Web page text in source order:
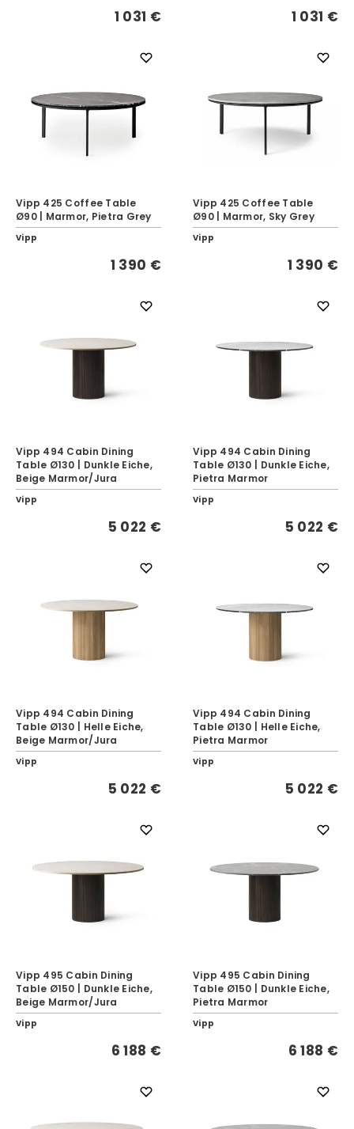
1 031 € 1 031 €
Vipp 425 Coffee Table
Ø90 | Marmor, Pietra Grey
Vipp
1 390 €
Vipp 425 Coffee Table
Ø90 | Marmor, Sky Grey
Vipp
1 390 €
Vipp 494 Cabin Dining
Table Ø130 | Dunkle Eiche,
Beige Marmor/Jura
Vipp
5 022 €
Vipp 494 Cabin Dining
Table Ø130 | Dunkle Eiche,
Pietra Marmor
Vipp
5 022 €
Vipp 494 Cabin Dining
Table Ø130 | Helle Eiche,
Beige Marmor/Jura
Vipp
5 022 €
Vipp 494 Cabin Dining
Table Ø130 | Helle Eiche,
Pietra Marmor
Vipp
5 022 €
Vipp 495 Cabin Dining
Table Ø150 | Dunkle Eiche,
Beige Marmor/Jura
Vipp
6 188 €
Vipp 495 Cabin Dining
Table Ø150 | Dunkle Eiche,
Pietra Marmor
Vipp
6 188 €